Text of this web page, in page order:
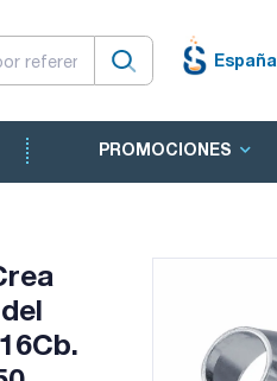
España
PROMOCIONES